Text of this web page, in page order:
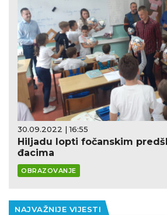
30.09.2022 | 16:55
Hiljadu lopti fočanskim
đacima
OBRAZOVANJE
NAJVAŽNIJE VIJESTI